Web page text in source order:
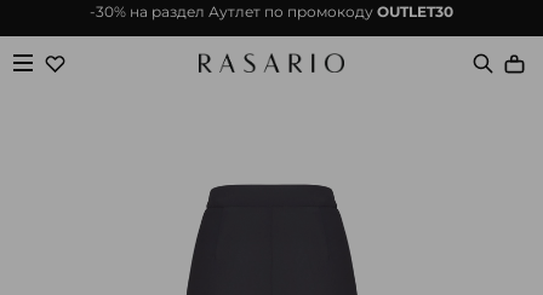
-30% на раздел Аутлет по промокоду OUTLET30